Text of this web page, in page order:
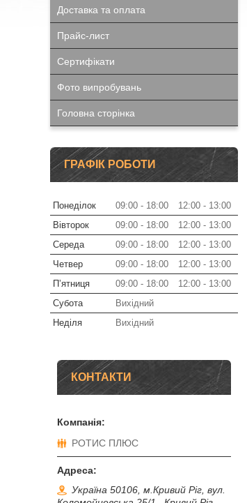
Доставка та оплата
Прайс-лист
Сертифікати
Фото випробувань
Головна сторінка
ГРАФІК РОБОТИ
Понеділок 09:00 18:00 12:00
13:00
Вівторок
09:00 18:00 12:00
13:00
Середа
09:00 18:00 12:00
13:00
Четвер
09:00 18:00 12:00
13:00
Пʼятниця
09:00 18:00 12:00
13:00
Субота
Вихідний
Неділя
Вихідний
КОНТАКТИ
РОТИС ПЛЮС
Україна 50106, м.Кривий Ріг, вул.